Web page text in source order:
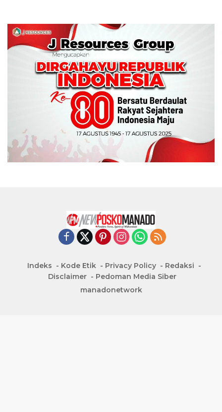
Indeks Kode Etik Privacy Policy
Redaksi
Disclaimer
Pedoman Media Siber
manadonetwork